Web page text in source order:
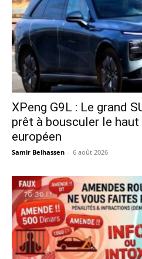
XPeng G9L : Le grand
prêt à bousculer le haut
européen
Samir Belhassen - 6 août 2026